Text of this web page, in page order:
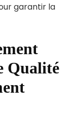
garantir la
Qualité